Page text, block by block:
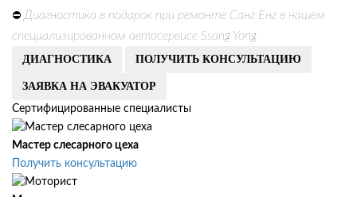
⛔ Диагностика в подарок при ремонте Санг Енг в нашем
специализированном автосервисе Ssang Yong
ДИАГНОСТИКА ПОЛУЧИТЬ КОНСУЛЬТАЦИЮ
ЗАЯВКА НА ЭВАКУАТОР
Сертифицированные специалисты
Мастер слесарного цеха
Получить консультацию